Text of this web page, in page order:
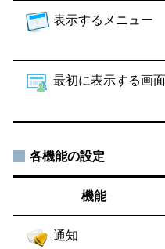
表示するメニュー
最初に表示する画面
各機能の設定
機能
通知